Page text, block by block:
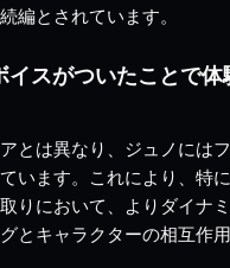
編とされています。
イスがついたことで
とは異なり、ジュノには
います。これにより、特
りにおいて、よりダイナ
とキャラクターの相互作